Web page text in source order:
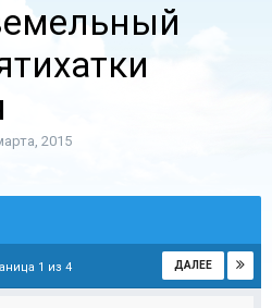
2015
ДАЛЕЕ
1 из 4